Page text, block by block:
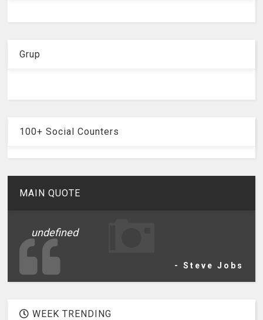
Grup
100+ Social Counters
MAIN QUOTE
undefined
- Steve Jobs
WEEK TRENDING